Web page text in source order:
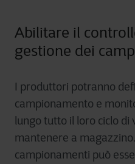
Abilitare il
gestione dei
I produttori potranno
campionamento e
lungo tutto il loro ciclo di
mantenere a
campionamenti può